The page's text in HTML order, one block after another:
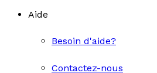
Aide
Besoin d'aide?
Contactez-nous